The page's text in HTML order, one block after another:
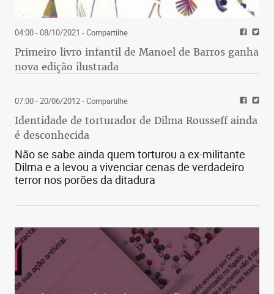
04:00 - 08/10/2021 - Compartilhe
Primeiro livro infantil de Manoel de Barros ganha
nova edição ilustrada
07:00 - 20/06/2012- Compartilhe
Identidade de torturador de Dilma Rousseff ainda
é desconhecida
Não se sabe ainda quem torturou a ex-militante
Dilma e a levou a vivenciar cenas de verdadeiro
terror nos porões da ditadura